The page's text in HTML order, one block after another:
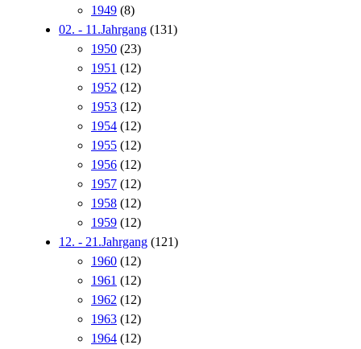
1949 (8)
02. - 11.Jahrgang (131)
1950 (23)
1951 (12)
1952 (12)
1953 (12)
1954 (12)
1955 (12)
1956 (12)
1957 (12)
1958 (12)
1959 (12)
12. - 21.Jahrgang (121)
1960 (12)
1961 (12)
1962 (12)
1963 (12)
1964 (12)